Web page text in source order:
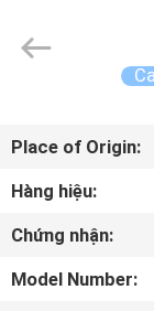
CHỦ
CÁC
SẢN
Machinery
Place of Origin:
Hàng hiệu:
Chứng nhận:
Model Number: